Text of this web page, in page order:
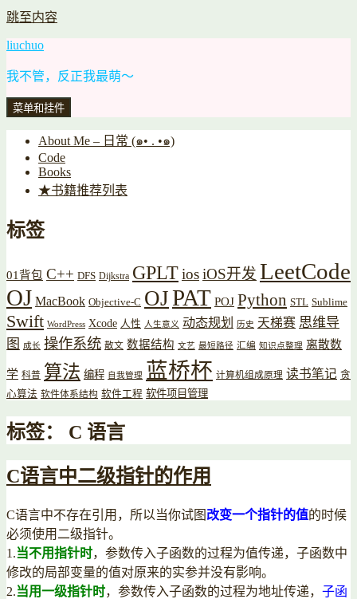
跳至内容
liuchuo
我不管，反正我最萌～
菜单和挂件
About Me – 日常 (๑• . •๑)
Code
Books
★书籍推荐列表
标签
01背包 C++ DFS Dijkstra GPLTiosiOS开发 LeetCode
OJ MacBook Objective-C OJPAT POJ Python STL Sublime
Swift WordPress Xcode 人性 人生意义 动态规划 历史 天梯赛 思维导
图
成长 操作系统 散文 数据结构 文艺 最短路径 汇编 知识点整理 离散数
学 科普 算法 编程 自我管理 蓝桥杯 计算机组成原理 读书笔记 贪
心算法 软件体系结构 软件工程 软件项目管理
标签： C 语言
C语言中二级指针的作用
C语言中不存在引用，所以当你试图 改变一个指针的值的时候
必须使用二级指针。
1.当不用指针时，参数传入子函数的过程为值传递，子函数中
修改的局部变量的值对原来的实参并没有影响。
2.当用一级指针时，参数传入子函数的过程为地址传递， 子函